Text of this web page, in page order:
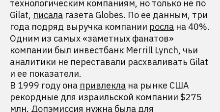
технологическим компаниям, но только не по
Gilat, писала газета Globes. По ее данным, три
года подряд выручка компании росла на 40%.
Одним из самых «заметных фанатов»
компании был инвестбанк Merrill Lynch, чьи
аналитики не переставали расхваливать Gilat
и ее показатели.
В 1999 году она привлекла на рынке США
рекордные для израильской компании $275
млн. Допэмиссия нужна была для